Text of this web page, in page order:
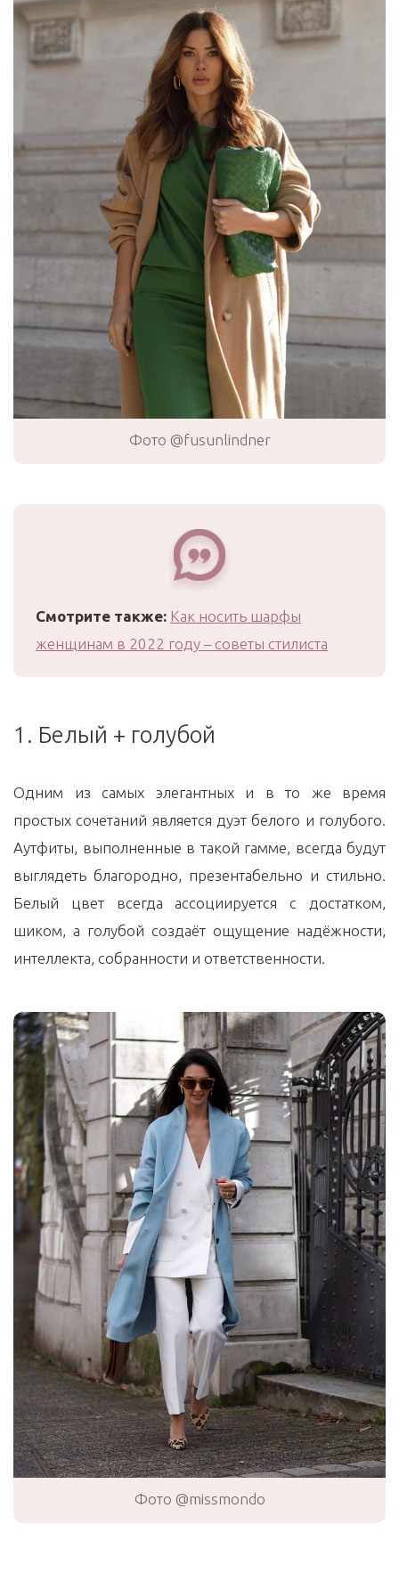
Фото @fusunlindner
Смотрите также: Как носить шарфы
женщинам в 2022 году – советы стилиста
1. Белый + голубой
Одним из самых элегантных и в то же время
простых сочетаний является дуэт белого и голубого.
Аутфиты, выполненные в такой гамме, всегда будут
выглядеть благородно, презентабельно и стильно.
Белый цвет всегда ассоциируется с достатком,
шиком, а голубой создаёт ощущение надёжности,
интеллекта, собранности и ответственности.
Фото @missmondo